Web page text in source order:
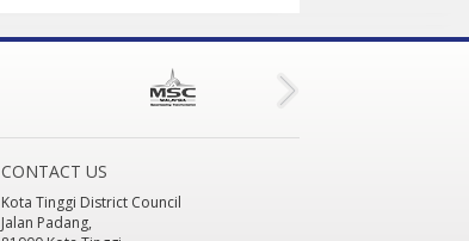
CONTACT US
Kota Tinggi District Council
Jalan Padang,